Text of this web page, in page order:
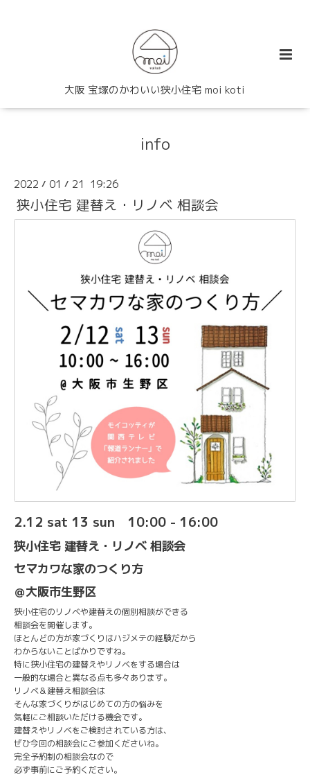
大阪 宝塚のかわいい狭小住宅 moi koti
info
2022 / 01 / 21 19:26
狭小住宅 建替え・リノベ 相談会
2.12 sat 13 sun 10:00 - 16:00
狭小住宅 建替え・リノベ 相談会
セマカワな家のつくり方
＠大阪市生野区
狭小住宅のリノベや建替えの個別相談ができる
相談会を開催します。
ほとんどの方が家づくりはハジメテの経験だから
わからないことばかりですね。
特に狭小住宅の建替えやリノベをする場合は
一般的な場合と異なる点も多々あります。
リノベ＆建替え相談会は
そんな家づくりがはじめての方の悩みを
気軽にご相談いただける機会です。
建替えやリノベをご検討されている方は、
ぜひ今回の相談会にご参加くださいね。
完全予約制の相談会なので
必ず事前にご予約ください。